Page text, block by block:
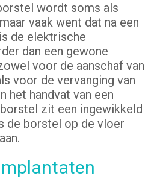
wordt soms als
vaak went dat na een
de elektrische
dan een gewone
voor de aanschaf van
voor de vervanging van
het handvat van een
zit een ingewikkeld
de borstel op de vloer